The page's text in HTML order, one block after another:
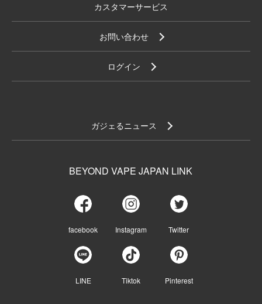
カスタマーサービス
お問い合わせ
ログイン
ガジェるニュース
BEYOND VAPE JAPAN LINK
facebook Instagram Twitter
LINE Tiktok Pinterest